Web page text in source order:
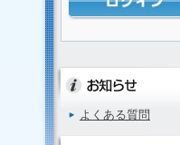
よくある質問